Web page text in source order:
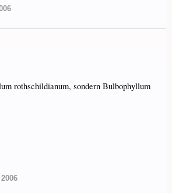
rothschildianum, sondern Bulbophyllum